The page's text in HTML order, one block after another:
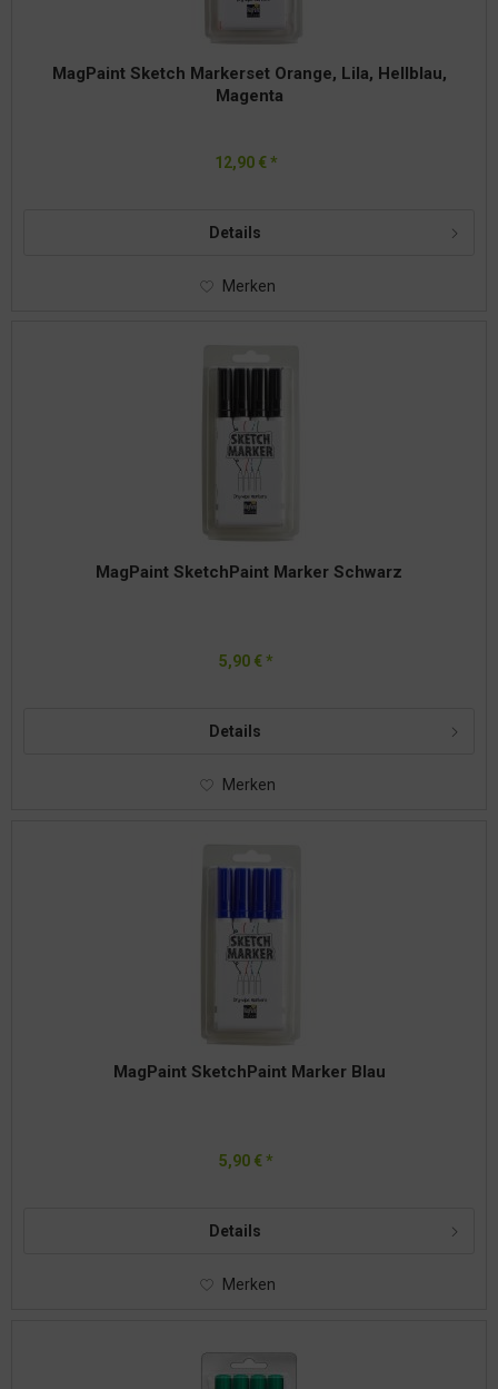
MagPaint Sketch Markerset Orange, Lila, Hellblau,
Magenta
12,90 € *
Details
Merken
MagPaint SketchPaint Marker Schwarz
5,90 € *
Details
Merken
MagPaint SketchPaint Marker Blau
5,90 € *
Details
Merken